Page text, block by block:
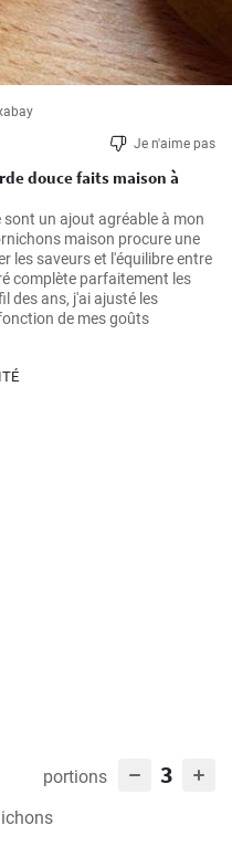
Je n'aime pas
douce faits maison à
un ajout agréable à mon
maison procure une
les saveurs et l'équilibre entre
complète parfaitement les
des ans, j'ai ajusté les
de mes goûts
portions 3